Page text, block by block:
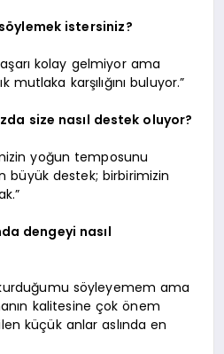
istersiniz?
kolay gelmiyor ama
mutlaka karşılığını buluyor.”
size nasıl destek oluyor?
yoğun temposunu
büyük destek; birbirimizin
dengeyi nasıl
söyleyemem ama
kalitesine çok önem
küçük anlar aslında en